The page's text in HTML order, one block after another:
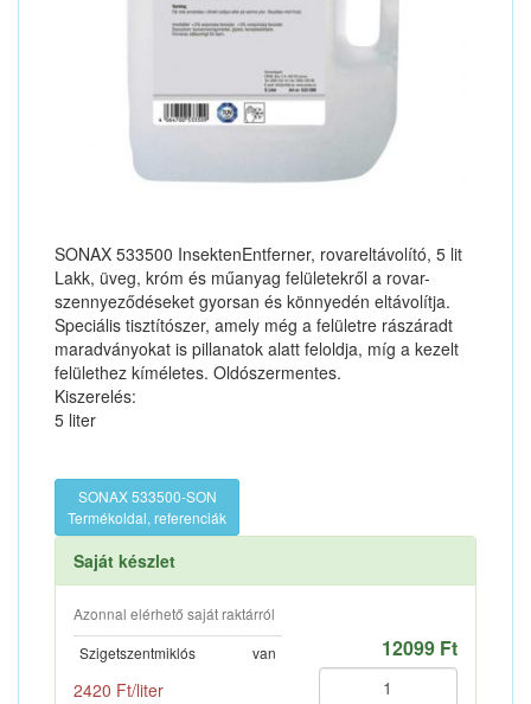
SONAX 533500 InsektenEntferner, rovareltávolító, 5 lit
Lakk, üveg, króm és műanyag felületekről a rovar-
szennyeződéseket gyorsan és könnyedén eltávolítja.
Speciális tisztítószer, amely még a felületre rászáradt
maradványokat is pillanatok alatt feloldja, míg a kezelt
felülethez kíméletes. Oldószermentes.
Kiszerelés:
5 liter
SONAX 533500-SON
Termékoldal, referenciák
Saját készlet
Azonnal elérhető saját raktárról
Szigetszentmiklós
van
2420 Ft/liter
12099 Ft